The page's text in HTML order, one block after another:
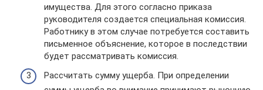
имущества. Для этого согласно приказа
руководителя создается специальная комиссия.
Работнику в этом случае потребуется составить
письменное объяснение, которое в последствии
будет рассматривать комиссия.
Рассчитать сумму ущерба. При определении